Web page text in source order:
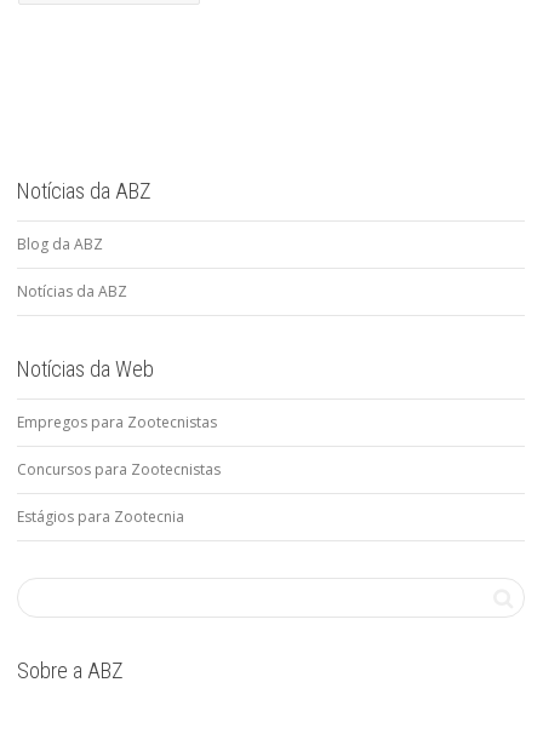
Notícias da ABZ
Blog da ABZ
Notícias da ABZ
Notícias da Web
Empregos para Zootecnistas
Concursos para Zootecnistas
Estágios para Zootecnia
Sobre a ABZ